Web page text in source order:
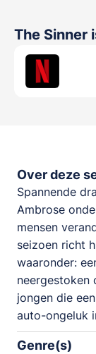
The Sinner
Over deze
Spannende
Ambrose
mensen
seizoen richt
waaronder:
neergestoken
jongen die
auto-ongeluk
Genre(s)